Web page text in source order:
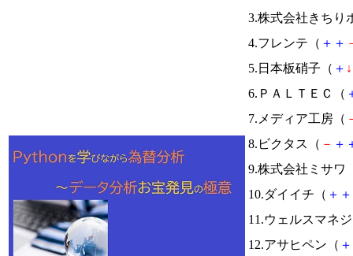
3.株式会社きちり
4.フレンテ（ ＋ ＋
5.日本板硝子（ ＋ ↓
6.ＰＡＬＴＥＣ（
7.メディア工房（
8.ビクタス（ － ＋
9.株式会社ミサワ
10.ダイイチ（ ＋ ＋
11.ウェルスマネ
12.アサヒペン（ ＋